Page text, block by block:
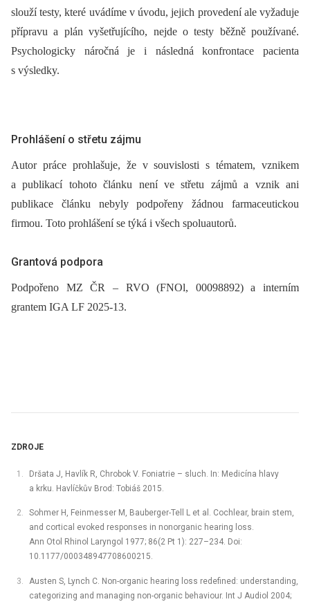
slouží testy, které uvádíme v úvodu, jejich provedení ale vyžaduje
přípravu a plán vyšetřujícího, nejde o testy běžně používané.
Psychologicky náročná je i následná konfrontace pacienta
s výsledky.
Prohlášení o střetu zájmu
Autor práce prohlašuje, že v souvislosti s tématem, vznikem
a publikací tohoto článku není ve střetu zájmů a vznik ani
publikace článku nebyly podpořeny žádnou farmaceutickou
firmou. Toto prohlášení se týká i všech spoluautorů.
Grantová podpora
Podpořeno MZ ČR –⁠ RVO (FNOl, 00098892) a interním
grantem IGA LF 2025-13.
ZDROJE
Dršata J, Havlík R, Chrobok V. Foniatrie –⁠ sluch. In: Medicína hlavy
a krku. Havlíčkův Brod: Tobiáš 2015.
Sohmer H, Feinmesser M, Bauberger-Tell L et al. Cochlear, brain stem,
and cortical evoked responses in nonorganic hearing loss.
Ann Otol Rhinol Laryngol 1977; 86(2 Pt 1): 227–234. Doi:
10.1177/000348947708600215.
Austen S, Lynch C. Non-organic hearing loss redefined: understanding,
categorizing and managing non-organic behaviour. Int J Audiol 2004;